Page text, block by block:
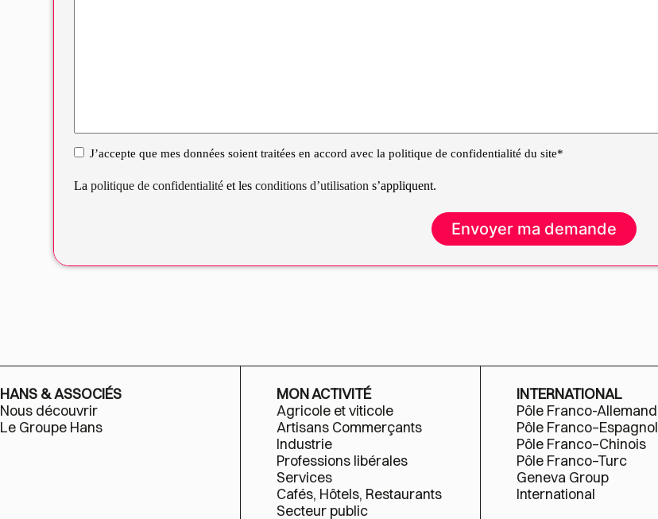
RGPDJ’accepte que mes données soient traitées en accord avec la politique de confidentialité du site*
Lapolitique de confidentialité et lesconditions d’utilisations’appliquent.
HANS & ASSOCIÉS
Nous découvrir
Le Groupe Hans
MON ACTIVITÉ
Agricole et viticole
Artisans Commerçants
Industrie
Professions libérales
Services
Cafés, Hôtels, Restaurants
Secteur public
INTERNATIONAL
Pôle Franco-Allemand
Pôle Franco–Espagnol
Pôle Franco–Chinois
Pôle Franco–Turc
Geneva Group
International